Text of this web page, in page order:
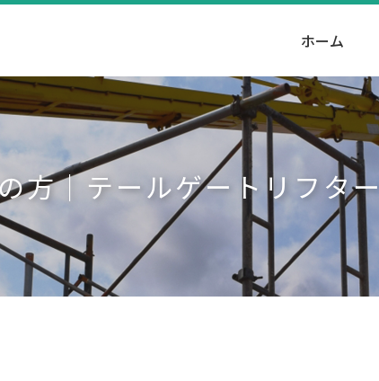
ホーム
方｜テールゲートリフタ